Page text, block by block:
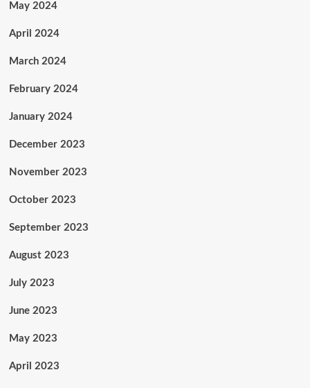
May 2024
April 2024
March 2024
February 2024
January 2024
December 2023
November 2023
October 2023
September 2023
August 2023
July 2023
June 2023
May 2023
April 2023